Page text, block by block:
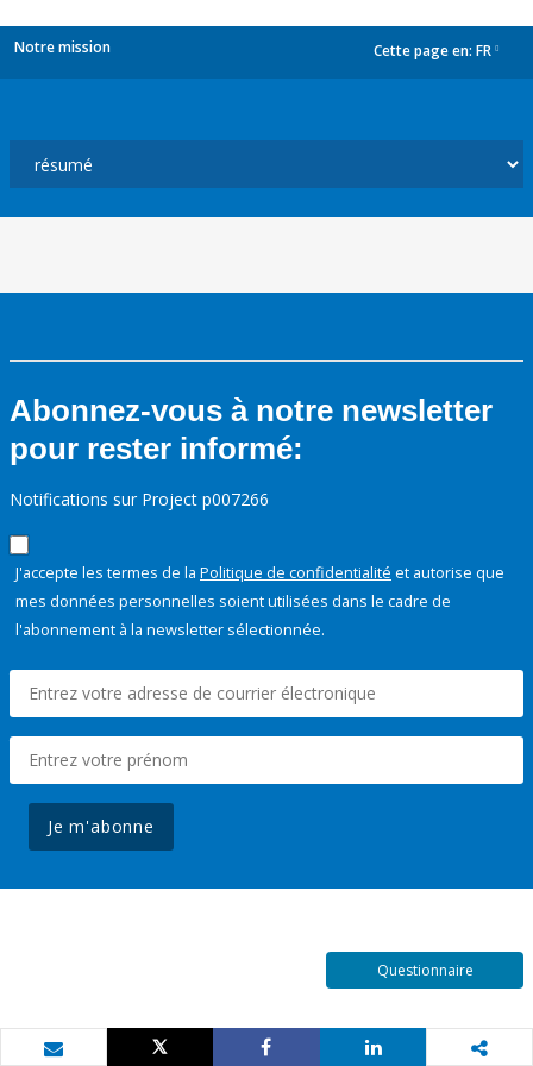
Notre mission Cette page en: FR
Abonnez-vous à notre newsletter
pour rester informé:
Notifications sur Project p007266
J'accepte les termes de la Politique de confidentialité et autorise que
mes données personnelles soient utilisées dans le cadre de
l'abonnement à la newsletter sélectionnée.
Je m'abonne
Questionnaire